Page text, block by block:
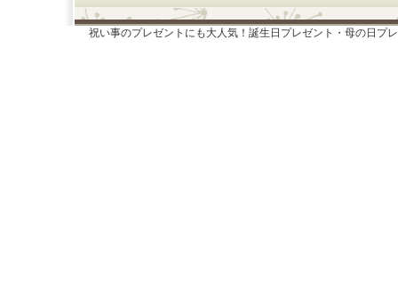
祝い事のプレゼントにも大人気！誕生日プレゼント・母の日プ